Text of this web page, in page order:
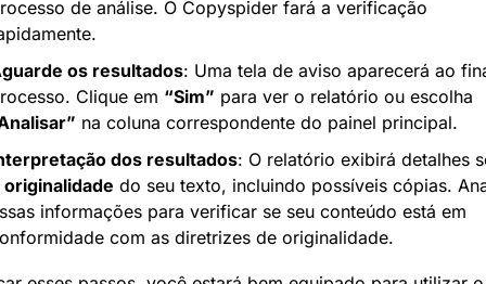
de análise. O Copyspider fará a verificação
os resultados: Uma tela de aviso aparecerá ao
Clique em “Sim”
na coluna correspondente do painel principal.
dos resultados: O relatório exibirá detalhes
originalidade do seu texto, incluindo possíveis cópias.
informações para verificar se seu conteúdo está em
com as diretrizes de originalidade.